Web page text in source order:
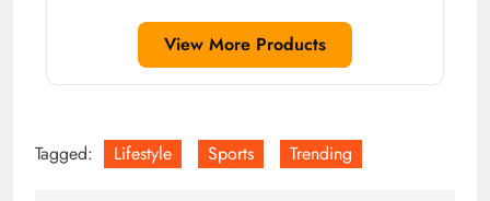
View More Products
Tagged: Lifestyle Sports Trending